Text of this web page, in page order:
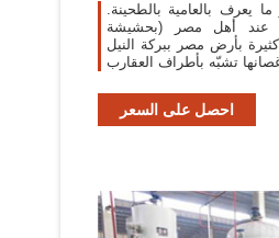
بالعامية بالطحينة.
عند أهل مصر (بحشيشة
كثيرة بأرض مصر ببركة النيل
احصل على السعر